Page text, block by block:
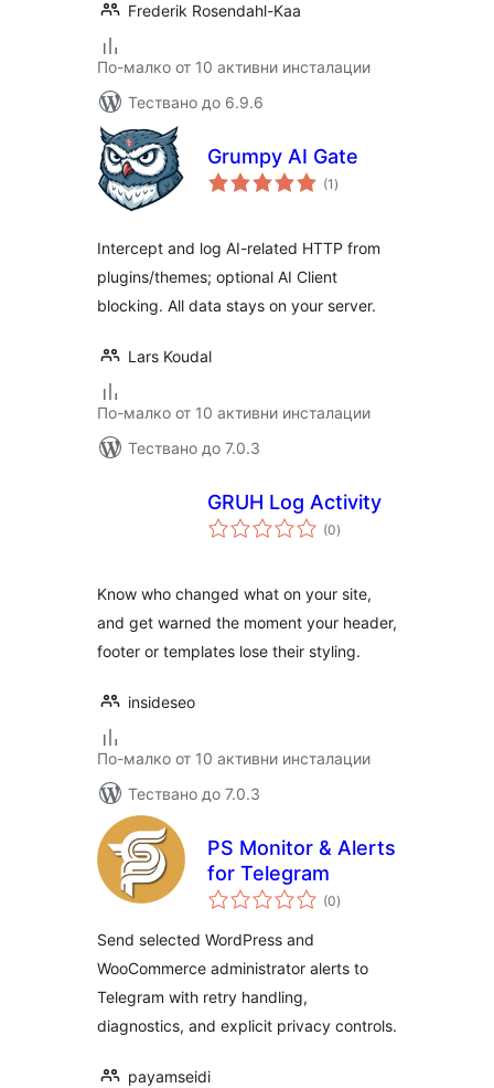
Frederik Rosendahl-Kaa
По-малко от 10 активни инсталации
Тествано до 6.9.6
Grumpy AI Gate
(1 общо
оценки
)
Intercept and log AI-related HTTP from
plugins/themes; optional AI Client
blocking. All data stays on your server.
Lars Koudal
По-малко от 10 активни инсталации
Тествано до 7.0.3
GRUH Log Activity
(0общо
оценки
)
Know who changed what on your site,
and get warned the moment your header,
footer or templates lose their styling.
insideseo
По-малко от 10 активни инсталации
Тествано до 7.0.3
PS Monitor & Alerts
for Telegram
(0общо
оценки
)
Send selected WordPress and
WooCommerce administrator alerts to
Telegram with retry handling,
diagnostics, and explicit privacy controls.
payamseidi